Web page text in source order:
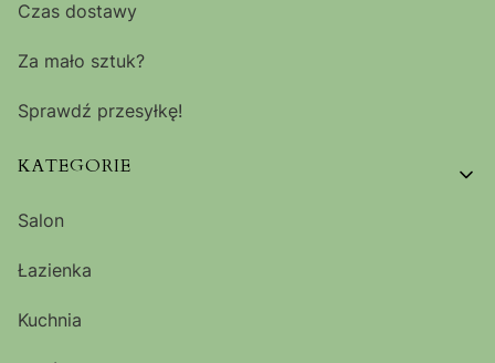
Czas dostawy
Za mało sztuk?
Sprawdź przesyłkę!
KATEGORIE
Salon
Łazienka
Kuchnia